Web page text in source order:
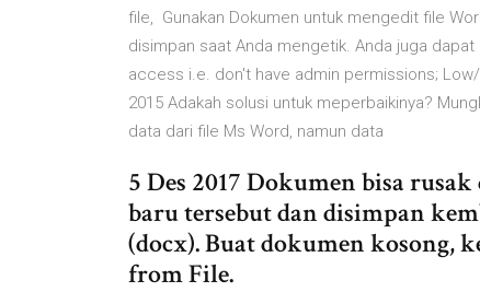
file, Gunakan Dokumen untuk mengedit file
disimpan saat Anda mengetik. Anda juga
access i.e. don't have admin permissions;
2015 Adakah solusi untuk meperbaikinya?
data dari file Ms Word, namun data
5 Des 2017 Dokumen bisa
baru tersebut dan disimpan
(docx). Buat dokumen kosong,
from File.